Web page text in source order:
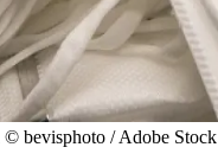
© bevisphoto / Adobe Stock